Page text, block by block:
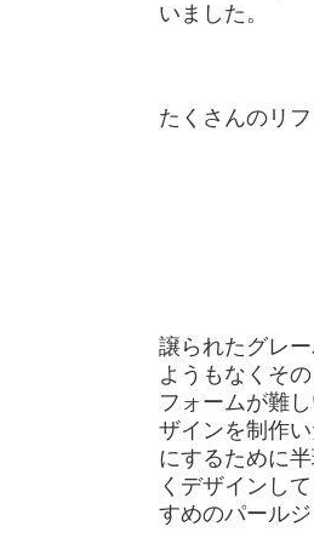
いました。
たくさんのリ
譲られたグレ
ようもなくそ
フォームが難
ザインを制作
にするために
くデザインし
すめのパール